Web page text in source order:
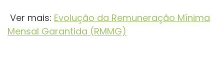
Ver mais: Evolução da Remuneração Mínima
Mensal Garantida (RMMG)